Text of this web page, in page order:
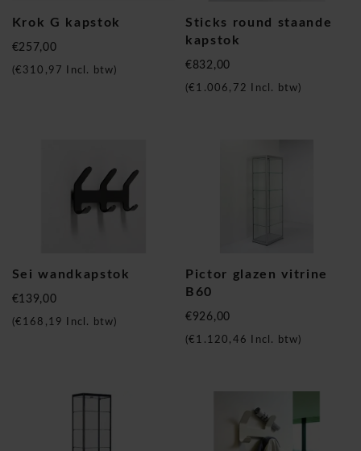
Krok G kapstok
€257,00
(€310,97 Incl. btw)
Sticks round staande
kapstok
€832,00
(€1.006,72 Incl. btw)
Sei wandkapstok
€139,00
(€168,19 Incl. btw)
Pictor glazen vitrine
B60
€926,00
(€1.120,46 Incl. btw)